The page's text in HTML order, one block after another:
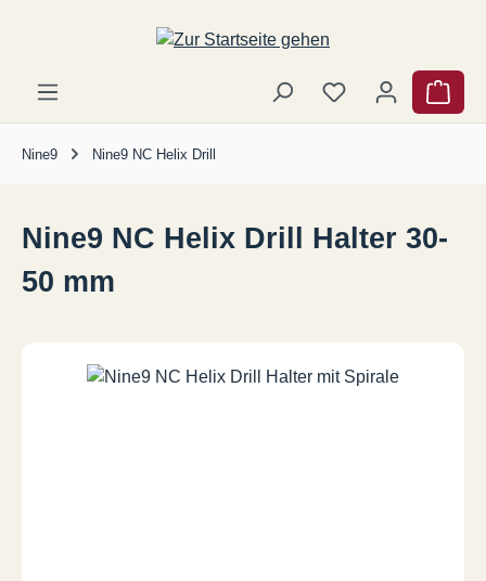
Zum Hauptinhalt springen
Nine9 Nine9 NC Helix Drill
Nine9 NC Helix Drill Halter 30-
50 mm